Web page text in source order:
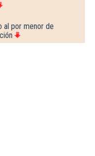
al por menor de